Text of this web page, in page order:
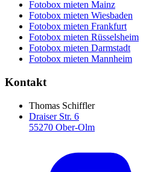
Fotobox mieten Mainz
Fotobox mieten Wiesbaden
Fotobox mieten Frankfurt
Fotobox mieten Rüsselsheim
Fotobox mieten Darmstadt
Fotobox mieten Mannheim
Kontakt
Thomas Schiffler
Draiser Str. 6
55270 Ober-Olm